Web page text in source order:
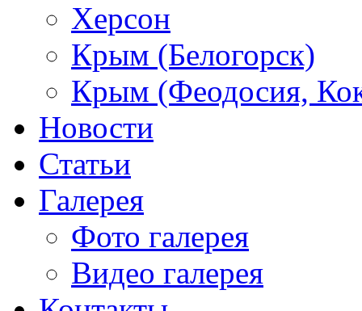
Херсон
Крым (Белогорск)
Крым (Феодосия,
Новости
Статьи
Галерея
Фото галерея
Видео галерея